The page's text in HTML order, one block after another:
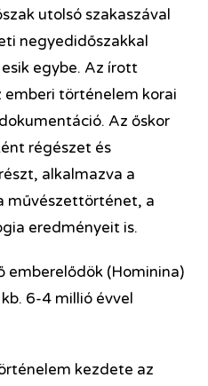
utolsó szakaszával
negyedidőszakkal
egybe. Az írott
történelem korai
Az őskor
régészet és
alkalmazva a
művészettörténet, a
eredményeit is.
emberelődök (Hominina)
6-4 millió évvel
kezdete az